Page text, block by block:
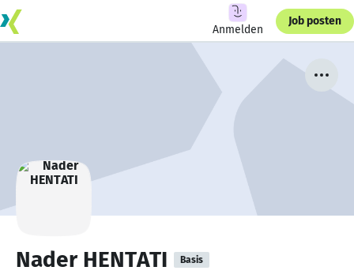
Anmelden
Job posten
Nader HENTATI Basis